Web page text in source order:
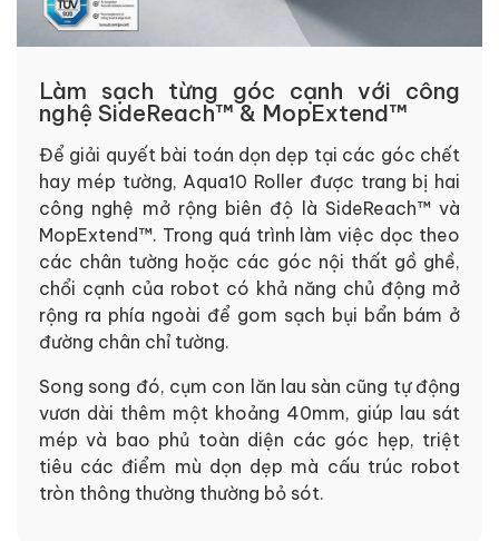
Làm sạch từng góc cạnh với công
nghệ SideReach™ & MopExtend™
Để giải quyết bài toán dọn dẹp tại các góc chết
hay mép tường, Aqua10 Roller được trang bị hai
công nghệ mở rộng biên độ là SideReach™ và
MopExtend™. Trong quá trình làm việc dọc theo
các chân tường hoặc các góc nội thất gồ ghề,
chổi cạnh của robot có khả năng chủ động mở
rộng ra phía ngoài để gom sạch bụi bẩn bám ở
đường chân chỉ tường.
Song song đó, cụm con lăn lau sàn cũng tự động
vươn dài thêm một khoảng 40mm, giúp lau sát
mép và bao phủ toàn diện các góc hẹp, triệt
tiêu các điểm mù dọn dẹp mà cấu trúc robot
tròn thông thường thường bỏ sót.